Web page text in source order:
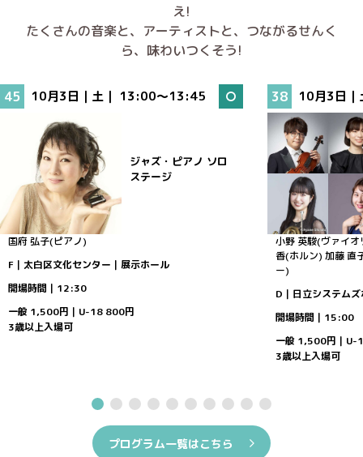
え!
たくさんの音楽と、アーティストと、つながるせんく
ら、味わいつくそう!
45 10月3日｜土｜ 13:00～13:45
ジャズ・ピアノ ソロ
ステージ
国府 弘子(ピアノ)
開場時間｜12:30
一般 1,500円｜U-18 800円
3歳以上入場可
F｜太白区文化センター｜展示ホール
38 10月3日｜
小野 英駿(ヴァイオ
香(ホルン) 加藤 直
ー)
開場時間｜15:00
一般 1,500円｜U-
3歳以上入場可
D｜日立システム
プログラム一覧はこちら